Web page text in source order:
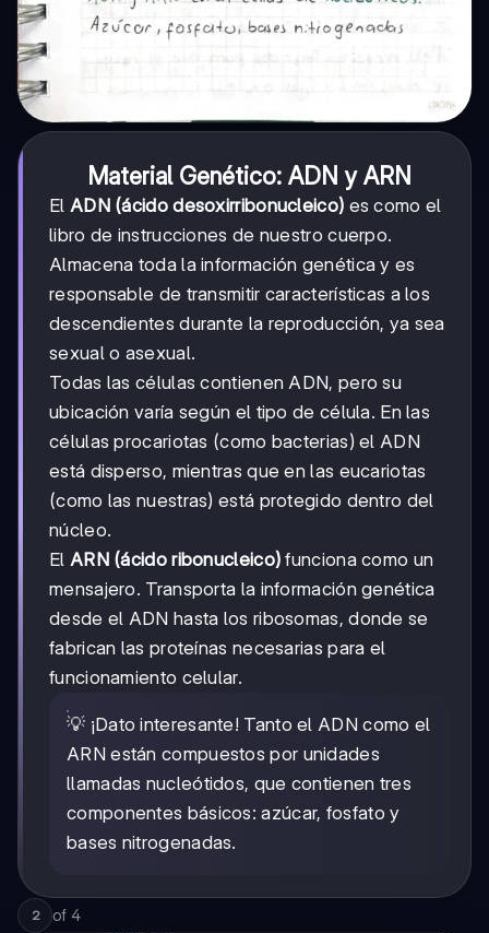
Material Genético: ADN y ARN
El ADN (ácido desoxirribonucleico) es como el
libro de instrucciones de nuestro cuerpo.
Almacena toda la información genética y es
responsable de transmitir características a los
descendientes durante la reproducción, ya sea
sexual o asexual.
Todas las células contienen ADN, pero su
ubicación varía según el tipo de célula. En las
células procariotas (como bacterias) el ADN
está disperso, mientras que en las eucariotas
(como las nuestras) está protegido dentro del
núcleo.
El ARN (ácido ribonucleico) funciona como un
mensajero. Transporta la información genética
desde el ADN hasta los ribosomas, donde se
fabrican las proteínas necesarias para el
funcionamiento celular.
💡 ¡Dato interesante! Tanto el ADN como el
ARN están compuestos por unidades
llamadas nucleótidos, que contienen tres
componentes básicos: azúcar, fosfato y
bases nitrogenadas.
2 of 4